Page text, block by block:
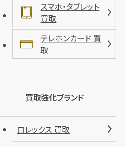
スマホ・タブレット
買取
テレホンカード 買
取
買取強化ブランド
ロレックス 買取